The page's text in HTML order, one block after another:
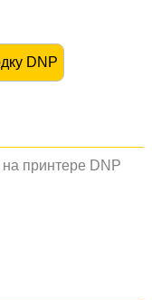
DNP
принтере DNP